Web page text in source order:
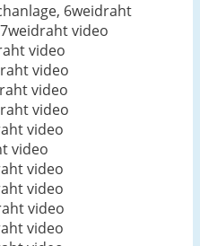
6weidraht
video
video
video
video
video
video
video
video
video
video
video